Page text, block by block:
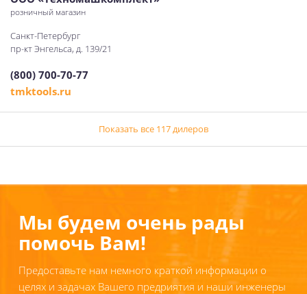
розничный магазин
Санкт-Петербург
пр-кт Энгельса, д. 139/21
(800) 700-70-77
tmktools.ru
Показать все 117 дилеров
Мы будем очень рады
помочь Вам!
Предоставьте нам немного краткой информации о
целях и задачах Вашего предриятия и наши инженеры